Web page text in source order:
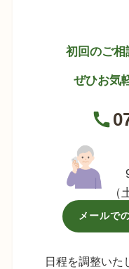
初回のご相
ぜひお気
（
メールで
日程を調整いた